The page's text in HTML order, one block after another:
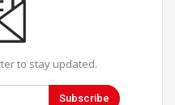
to stay updated.
Subscribe